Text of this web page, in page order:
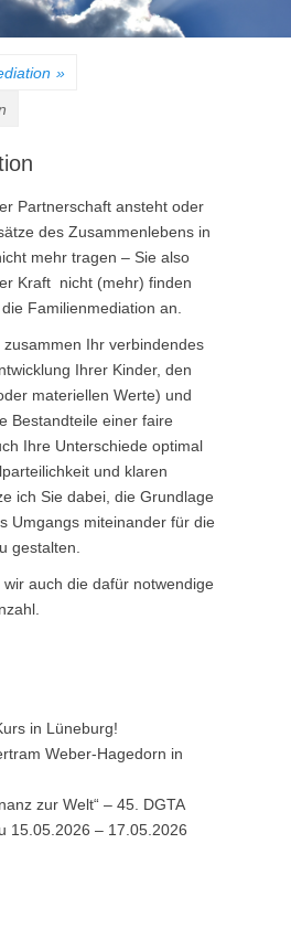
»
Partnerschaft ansteht oder
des Zusammenlebens in
mehr tragen – Sie also
Kraft nicht (mehr) finden
Familienmediation an.
Ihr verbindendes
Ihrer Kinder, den
materiellen Werte) und
Bestandteile einer faire
Ihre Unterschiede optimal
und klaren
ich Sie dabei, die Grundlage
Umgangs miteinander für die
gestalten.
auch die dafür notwendige
in Lüneburg!
Weber-Hagedorn in
zur Welt“ – 45. DGTA
15.05.2026 – 17.05.2026